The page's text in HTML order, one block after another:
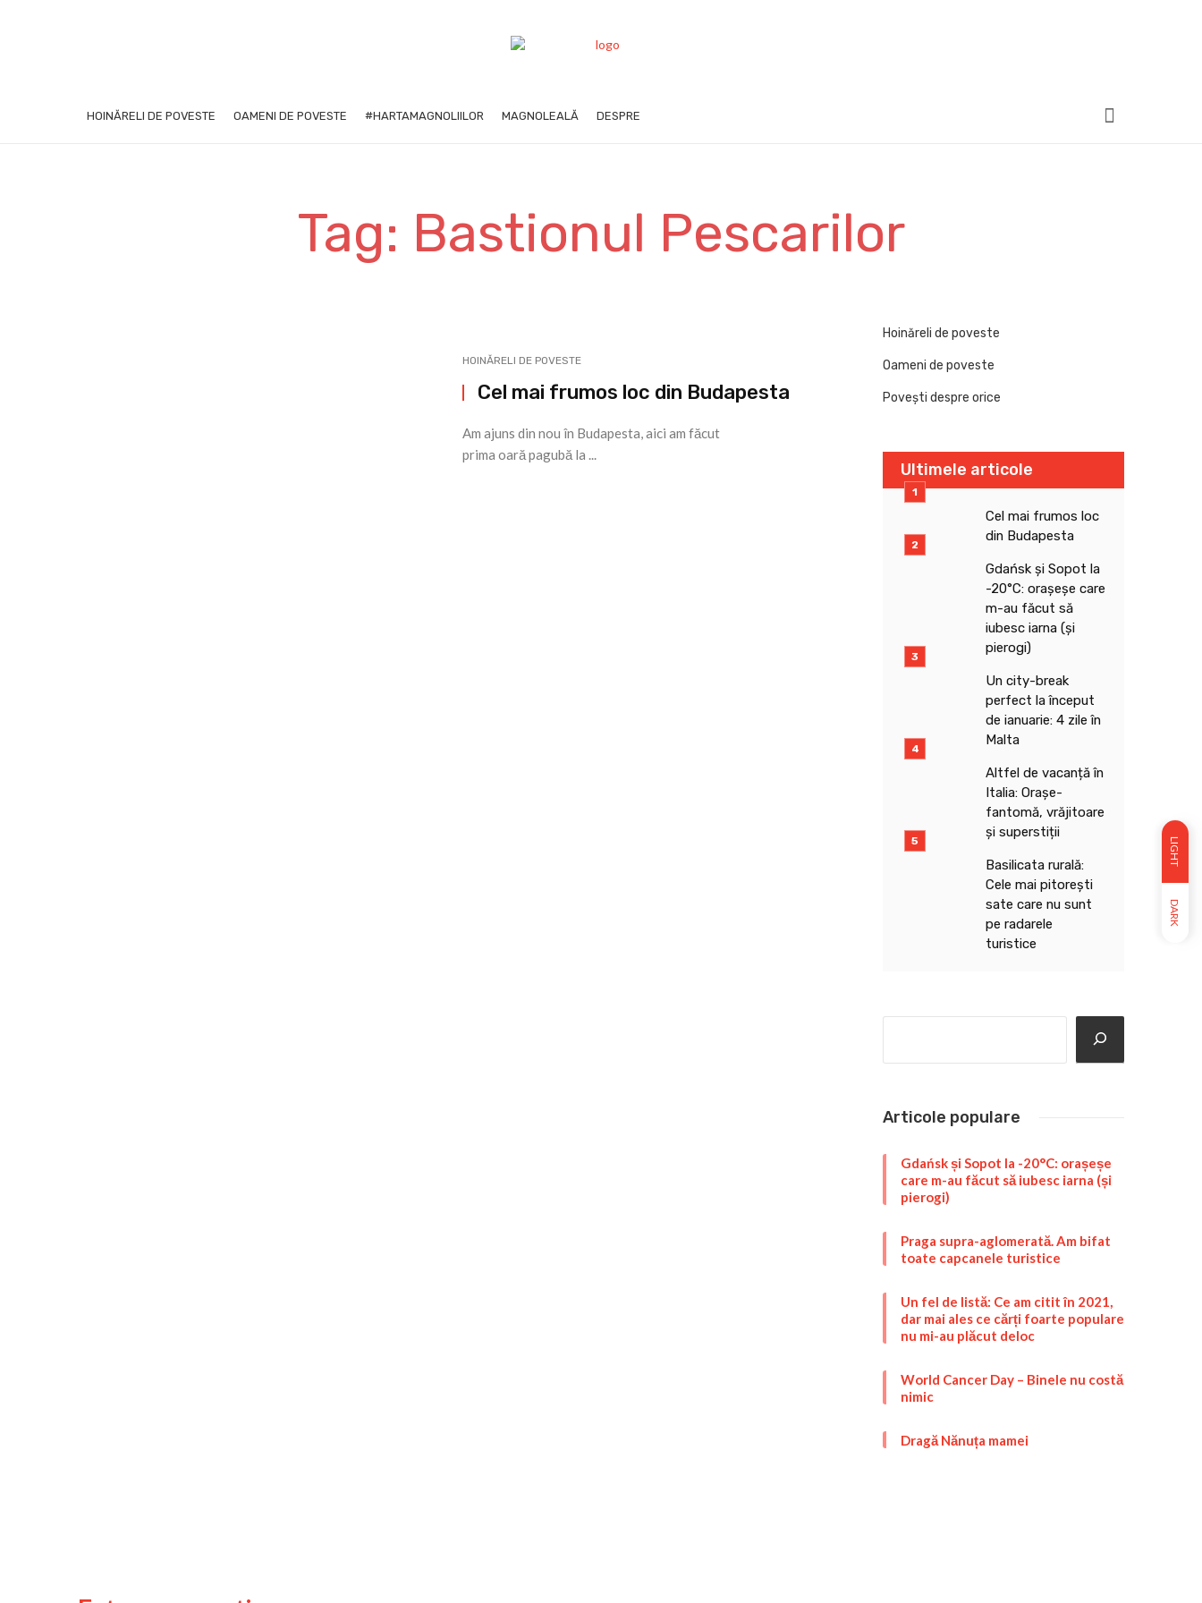
LIGHT
DARK
HOINĂRELI DE POVESTE OAMENI DE POVESTE #HARTAMAGNOLIILOR MAGNOLEALĂ DESPRE
Tag: Bastionul Pescarilor
HOINĂRELI DE POVESTE
Cel mai frumos loc din Budapesta
Am ajuns din nou în Budapesta, aici am făcut
prima oară pagubă la ...
Hoinăreli de poveste
Oameni de poveste
Povești despre orice
Ultimele articole
Cel mai frumos loc
din Budapesta
Gdańsk și Sopot la
-20°C: orașeșe care
m-au făcut să
iubesc iarna (și
pierogi)
Un city-break
perfect la început
de ianuarie: 4 zile în
Malta
Altfel de vacanță în
Italia: Orașe-
fantomă, vrăjitoare
și superstiții
Basilicata rurală:
Cele mai pitorești
sate care nu sunt
pe radarele
turistice
Articole populare
Gdańsk și Sopot la -20°C: orașeșe
care m-au făcut să iubesc iarna (și
pierogi)
Praga supra-aglomerată. Am bifat
toate capcanele turistice
Un fel de listă: Ce am citit în 2021,
dar mai ales ce cărți foarte populare
nu mi-au plăcut deloc
World Cancer Day – Binele nu costă
nimic
Dragă Nănuța mamei